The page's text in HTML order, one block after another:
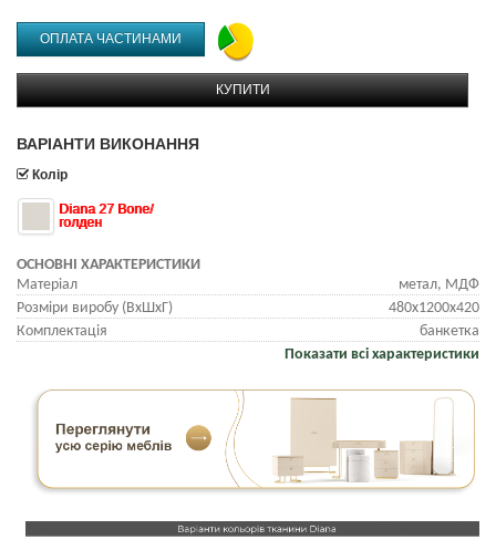
ОПЛАТА ЧАСТИНАМИ
КУПИТИ
ВАРІАНТИ ВИКОНАННЯ
Колір
Diana 27 Bone/
голден
ОСНОВНІ ХАРАКТЕРИСТИКИ
Матеріал
метал, МДФ
Розміри виробу (ВхШхГ)
480х1200х420
Комплектація
банкетка
Показати всі характеристики